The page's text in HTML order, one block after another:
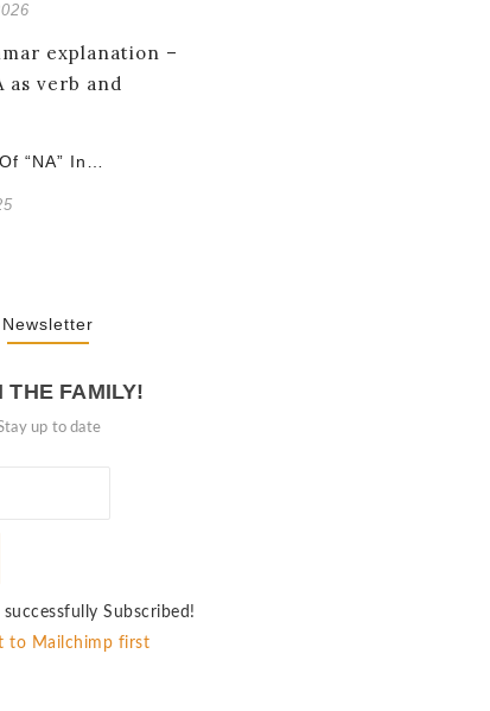
“NA” In…
Newsletter
THE FAMILY!
up to date
successfully Subscribed!
to Mailchimp first